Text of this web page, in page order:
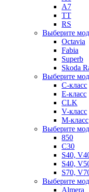
A7
TT
RS
Выберите
Octavia
Fabia
Superb
Skoda
Выберите
C-класс
E-класс
CLK
V-класс
M-класс
Выберите
850
C30
S40,
S40,
S70,
Выберите
Almera